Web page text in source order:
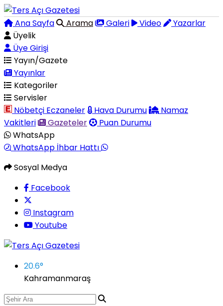
Ana Sayfa Arama Galeri Video
Yazarlar
Üyelik
Üye Girişi
Yayın/Gazete
Yayınlar
Kategoriler
Servisler
Nöbetçi Eczaneler
Hava Durumu
Namaz
Vakitleri
Gazeteler
Puan Durumu
WhatsApp
WhatsApp İhbar Hattı
Sosyal Medya
Facebook
Instagram
Youtube
20.6°
Kahramanmaraş